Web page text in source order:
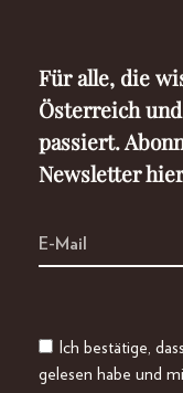
Für alle, die
Österreich
passiert.
Newsletter
Ich bestätige,
gelesen habe und